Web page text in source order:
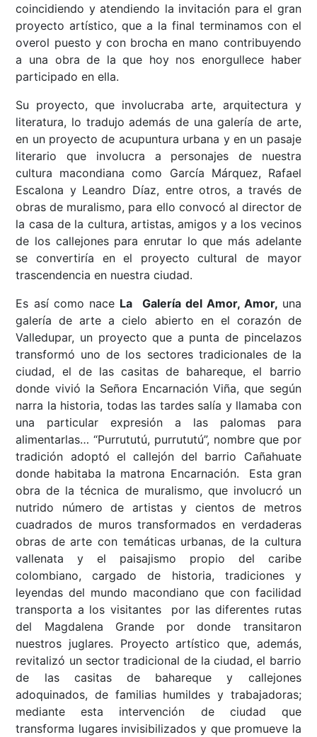
coincidiendo y atendiendo la invitación para el gran
proyecto artístico, que a la final terminamos con el
overol puesto y con brocha en mano contribuyendo
a una obra de la que hoy nos enorgullece haber
participado en ella.
Su proyecto, que involucraba arte, arquitectura y
literatura, lo tradujo además de una galería de arte,
en un proyecto de acupuntura urbana y en un pasaje
literario que involucra a personajes de nuestra
cultura macondiana como García Márquez, Rafael
Escalona y Leandro Díaz, entre otros, a través de
obras de muralismo, para ello convocó al director de
la casa de la cultura, artistas, amigos y a los vecinos
de los callejones para enrutar lo que más adelante
se convertiría en el proyecto cultural de mayor
trascendencia en nuestra ciudad.
Es así como nace La Galería del Amor, Amor, una
galería de arte a cielo abierto en el corazón de
Valledupar, un proyecto que a punta de pincelazos
transformó uno de los sectores tradicionales de la
ciudad, el de las casitas de bahareque, el barrio
donde vivió la Señora Encarnación Viña, que según
narra la historia, todas las tardes salía y llamaba con
una particular expresión a las palomas para
alimentarlas… “Purrututú, purrututú”, nombre que por
tradición adoptó el callejón del barrio Cañahuate
donde habitaba la matrona Encarnación. Esta gran
obra de la técnica de muralismo, que involucró un
nutrido número de artistas y cientos de metros
cuadrados de muros transformados en verdaderas
obras de arte con temáticas urbanas, de la cultura
vallenata y el paisajismo propio del caribe
colombiano, cargado de historia, tradiciones y
leyendas del mundo macondiano que con facilidad
transporta a los visitantes por las diferentes rutas
del Magdalena Grande por donde transitaron
nuestros juglares. Proyecto artístico que, además,
revitalizó un sector tradicional de la ciudad, el barrio
de las casitas de bahareque y callejones
adoquinados, de familias humildes y trabajadoras;
mediante esta intervención de ciudad que
transforma lugares invisibilizados y que promueve la